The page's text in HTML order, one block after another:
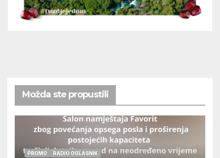
Možda ste propustili
PROMO RADIO OGLASNIK